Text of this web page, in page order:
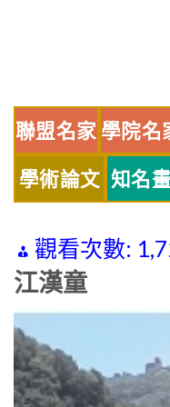
聯盟名家 學院名
學術論文 知名
觀看次數:
江漢童